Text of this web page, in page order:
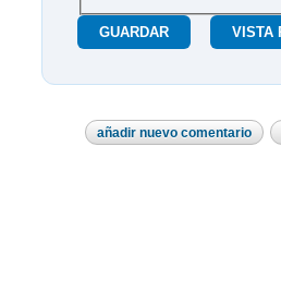
añadir nuevo comentario